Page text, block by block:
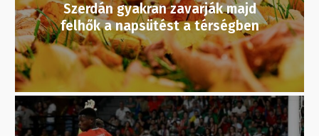
Szerdán gyakran zavarják majd
felhők a napsütést a térségben